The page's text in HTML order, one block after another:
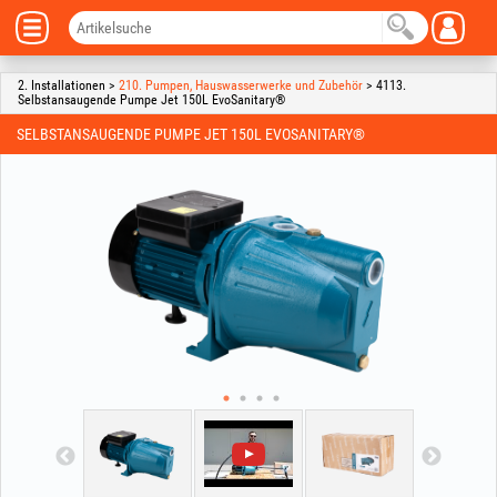
2. Installationen > 210. Pumpen, Hauswasserwerke und Zubehör > 4113.
Selbstansaugende Pumpe Jet 150L EvoSanitary®
SELBSTANSAUGENDE PUMPE JET 150L EVOSANITARY®